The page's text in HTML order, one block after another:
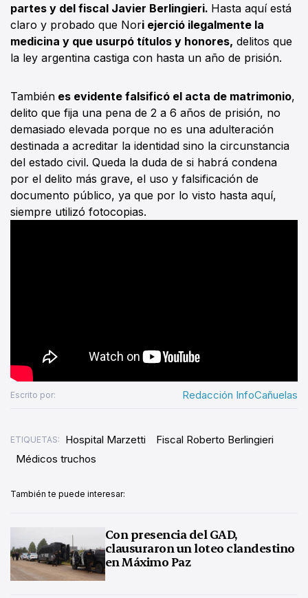
partes y del fiscal Javier Berlingieri. Hasta aquí está
claro y probado que Nori ejerció ilegalmente la
medicina y que usurpó títulos y honores, delitos que
la ley argentina castiga con hasta un año de prisión.
También es evidente falsificó el acta de matrimonio,
delito que fija una pena de 2 a 6 años de prisión, no
demasiado elevada porque no es una adulteración
destinada a acreditar la identidad sino la circunstancia
del estado civil. Queda la duda de si habrá condena
por el delito más grave, el uso y falsificación de
documento público, ya que por lo visto hasta aquí,
siempre utilizó fotocopias.
Escrito por: Redacción InfoCañuelas
ETIQUETAS: Hospital Marzetti
Fiscal Roberto Berlingieri
Médicos truchos
También te puede interesar:
Con presencia del GAD,
clausuraron un loteo clandestino
en Máximo Paz